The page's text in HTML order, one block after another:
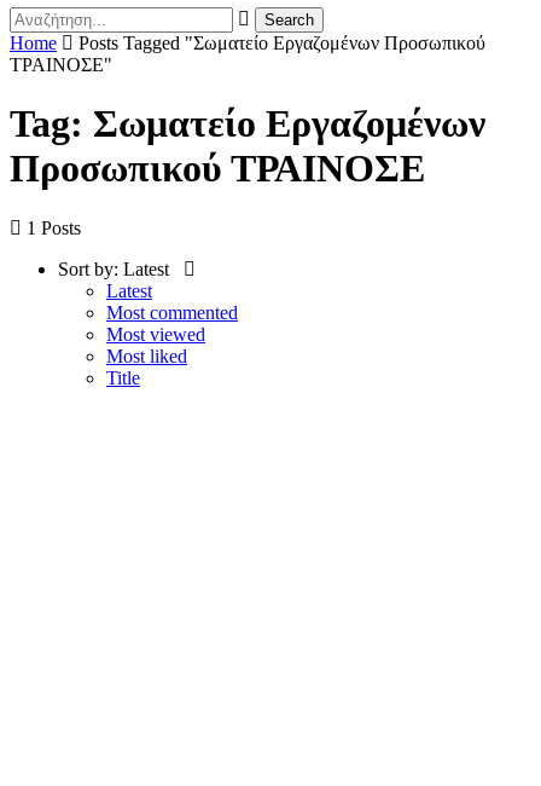
Home
Posts Tagged "Σωματείο Εργαζομένων Προσωπικού
ΤΡΑΙΝΟΣΕ"
Tag: Σωματείο Εργαζομένων
Προσωπικού ΤΡΑΙΝΟΣΕ
1 Posts
Sort by: Latest
Latest
Most commented
Most viewed
Most liked
Title